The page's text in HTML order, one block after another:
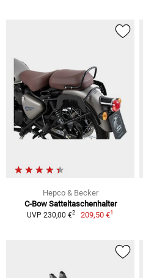
Hepco & Becker
C-Bow Satteltaschenhalter
UVP 230,00 €2 209,50 €1